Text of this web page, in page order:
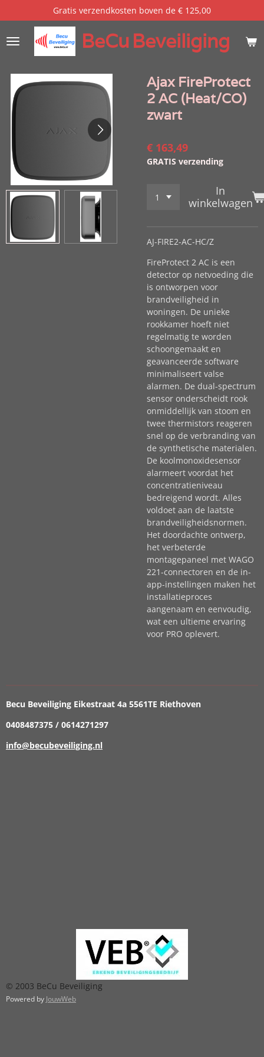
direct
naar
de
BeCuBeveiliging
Gratis verzendkosten boven de € 125,00
Ajax FireProtect
2 AC (Heat/CO)
zwart
€ 163,49
GRATIS verzending
In
winkelwagen
AJ-FIRE2-AC-HC/Z
FireProtect 2 AC is een
detector op netvoeding die
is ontworpen voor
brandveiligheid in
woningen. De unieke
rookkamer hoeft niet
regelmatig te worden
schoongemaakt en
geavanceerde software
minimaliseert valse
alarmen. De dual-spectrum
sensor onderscheidt rook
onmiddellijk van stoom en
twee thermistors reageren
snel op de verbranding van
de synthetische materialen.
De koolmonoxidesensor
alarmeert voordat het
concentratieniveau
bedreigend wordt. Alles
voldoet aan de laatste
brandveiligheidsnormen.
Het doordachte ontwerp,
het verbeterde
montagepaneel met WAGO
221-connectoren en de in-
app-instellingen maken het
installatieproces
aangenaam en eenvoudig,
wat een ultieme ervaring
voor PRO oplevert.
Becu Beveiliging Eikestraat 4a 5561TE Riethoven
0408487375 / 0614271297
info@becubeveiliging.nl
© 2003 BeCu Beveiliging
Powered by JouwWeb